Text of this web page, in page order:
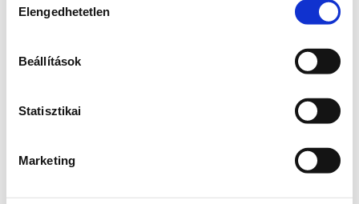
kiválasztása
Elengedhetetlen
Beállítások
Statisztikai
Marketing
loadingwww.bicapp.hu
(see the browser console for more